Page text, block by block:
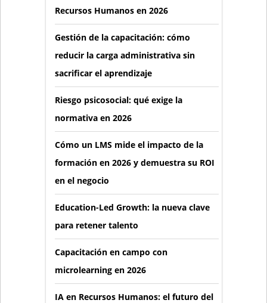
Recursos Humanos en 2026
Gestión de la capacitación: cómo
reducir la carga administrativa sin
sacrificar el aprendizaje
Riesgo psicosocial: qué exige la
normativa en 2026
Cómo un LMS mide el impacto de la
formación en 2026 y demuestra su ROI
en el negocio
Education-Led Growth: la nueva clave
para retener talento
Capacitación en campo con
microlearning en 2026
IA en Recursos Humanos: el futuro del